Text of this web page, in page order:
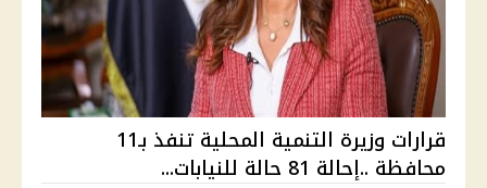
قرارات وزيرة التنمية المحلية تنفذ بـ11
محافظة ..إحالة 81 حالة للنيابات...